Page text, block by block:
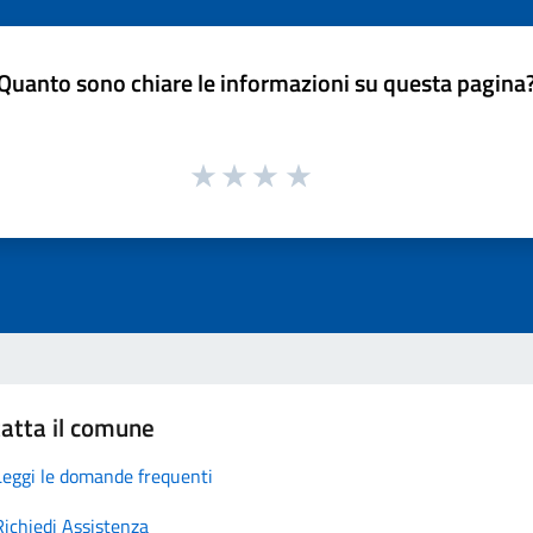
sono chiare le informazioni su questa
il comune
le domande frequenti
Assistenza